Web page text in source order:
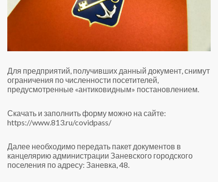
Для предприятий, получивших данный документ, снимут
ограничения по численности посетителей,
предусмотренные «антиковидным» постановлением.
Скачать и заполнить форму можно на сайте:
https://www.813.ru/covidpass/
Далее необходимо передать пакет документов в
канцелярию администрации Заневского городского
поселения по адресу: Заневка, 48.